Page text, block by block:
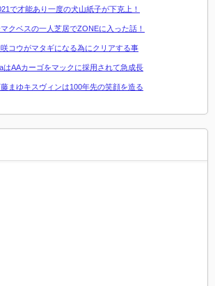
で才能あり一度の犬山紙子が下克上！
クベスの一人芝居でZONEに入った話！
コウがマタギになる為にクリアする事
はAAカーゴをマックに採用されて急成長
まゆキスヴィンは100年先の笑顔を造る